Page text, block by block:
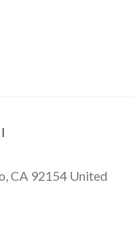
CA 92154 United